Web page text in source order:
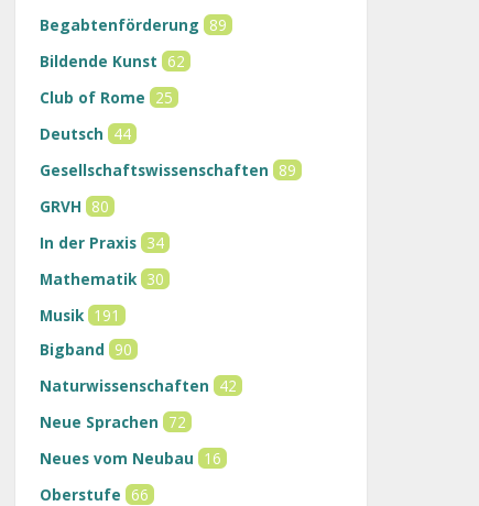
Begabtenförderung 89
Bildende Kunst 62
Club of Rome 25
Deutsch 44
Gesellschaftswissenschaften 89
GRVH 80
In der Praxis 34
Mathematik 30
Musik 191
Bigband 90
Naturwissenschaften 42
Neue Sprachen 72
Neues vom Neubau 16
Oberstufe 66